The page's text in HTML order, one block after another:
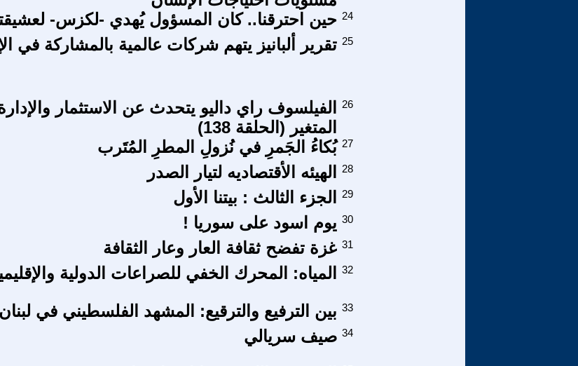
حين احترقنا.. كان المسؤول يُهدي -لكزس- 24
تقرير ألبانيز يتهم شركات عالمية بالمشاركة في 25
الفيلسوف راي داليو يتحدث عن الاستثمار
المتغير (الحلقة 138)
26
بُكاءُ الجَمرِ في نُزولِ المطرِ المُتَرب 27
الهيئه الأقتصاديه لتيار الصدر 28
الجزء الثالث : بيتنا الأول 29
يوم اسود على سوريا ! 30
غزة تفضح ثقافة العار وعار الثقافة 31
المياه: المحرك الخفي للصراعات الدولية 32
بين الترفيع والترقيع: المشهد الفلسطيني في 33
صيف سريالي 34